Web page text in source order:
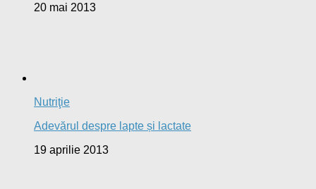
20 mai 2013
Nutriţie
Adevărul despre lapte și lactate
19 aprilie 2013